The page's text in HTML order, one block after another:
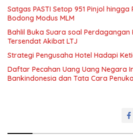
Satgas PASTI Setop 951 Pinjol
Bodong Modus MLM
Bahlil Buka Suara soal Perdagangan
Tersendat Akibat LTJ
Strategi Pengusaha Hotel Hadapi
Daftar Pecahan Uang Uang Negara
Bankindonesia dan Tata Cara